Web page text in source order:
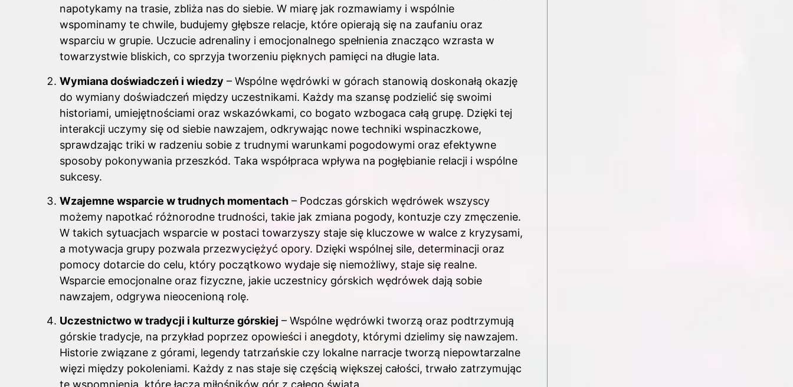
napotykamy na trasie, zbliża nas do siebie. W miarę jak rozmawiamy i wspólnie
wspominamy te chwile, budujemy głębsze relacje, które opierają się na zaufaniu oraz
wsparciu w grupie. Uczucie adrenaliny i emocjonalnego spełnienia znacząco wzrasta w
towarzystwie bliskich, co sprzyja tworzeniu pięknych pamięci na długie lata.
Wymiana doświadczeń i wiedzy – Wspólne wędrówki w górach stanowią doskonałą okazję
do wymiany doświadczeń między uczestnikami. Każdy ma szansę podzielić się swoimi
historiami, umiejętnościami oraz wskazówkami, co bogato wzbogaca całą grupę. Dzięki tej
interakcji uczymy się od siebie nawzajem, odkrywając nowe techniki wspinaczkowe,
sprawdzając triki w radzeniu sobie z trudnymi warunkami pogodowymi oraz efektywne
sposoby pokonywania przeszkód. Taka współpraca wpływa na pogłębianie relacji i wspólne
sukcesy.
Wzajemne wsparcie w trudnych momentach – Podczas górskich wędrówek wszyscy
możemy napotkać różnorodne trudności, takie jak zmiana pogody, kontuzje czy zmęczenie.
W takich sytuacjach wsparcie w postaci towarzyszy staje się kluczowe w walce z kryzysami,
a motywacja grupy pozwala przezwyciężyć opory. Dzięki wspólnej sile, determinacji oraz
pomocy dotarcie do celu, który początkowo wydaje się niemożliwy, staje się realne.
Wsparcie emocjonalne oraz fizyczne, jakie uczestnicy górskich wędrówek dają sobie
nawzajem, odgrywa nieocenioną rolę.
Uczestnictwo w tradycji i kulturze górskiej – Wspólne wędrówki tworzą oraz podtrzymują
górskie tradycje, na przykład poprzez opowieści i anegdoty, którymi dzielimy się nawzajem.
Historie związane z górami, legendy tatrzańskie czy lokalne narracje tworzą niepowtarzalne
więzi między pokoleniami. Każdy z nas staje się częścią większej całości, trwało zatrzymując